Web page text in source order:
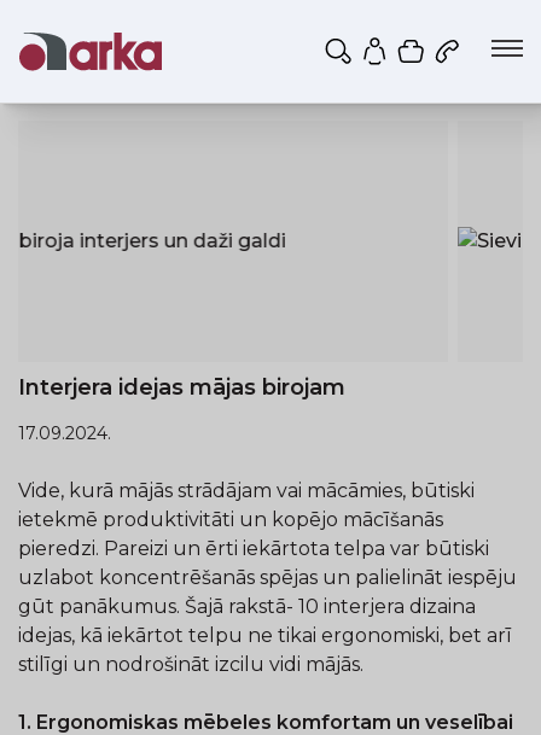
Mans profils
Iepirkumu
Interjera idejas mājas birojam
17.09.2024.
Vide, kurā mājās strādājam vai mācāmies, būtiski
ietekmē produktivitāti un kopējo mācīšanās
pieredzi. Pareizi un ērti iekārtota telpa var būtiski
uzlabot koncentrēšanās spējas un palielināt iespēju
gūt panākumus. Šajā rakstā- 10 interjera dizaina
idejas, kā iekārtot telpu ne tikai ergonomiski, bet arī
stilīgi un nodrošināt izcilu vidi mājās.
1. Ergonomiskas mēbeles komfortam un veselībai